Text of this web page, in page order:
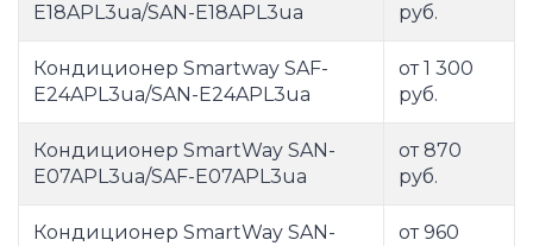
E18APL3ua/SAN-E18APL3ua
руб.
Кондиционер Smartway SAF-
E24APL3ua/SAN-E24APL3ua
от 1 300
руб.
Кондиционер SmartWay SAN-
E07APL3ua/SAF-E07APL3ua
от 870
руб.
Кондиционер SmartWay SAN-
от 960